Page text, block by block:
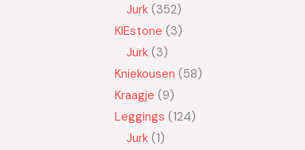
Jurk 352
KIEstone 3
Jurk 3
Kniekousen 58
Kraagje 9
Leggings 124
Jurk 1